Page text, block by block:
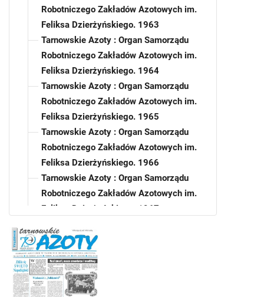
Robotniczego Zakładów Azotowych im.
Feliksa Dzierżyńskiego. 1963
Tarnowskie Azoty : Organ Samorządu
Robotniczego Zakładów Azotowych im.
Feliksa Dzierżyńskiego. 1964
Tarnowskie Azoty : Organ Samorządu
Robotniczego Zakładów Azotowych im.
Feliksa Dzierżyńskiego. 1965
Tarnowskie Azoty : Organ Samorządu
Robotniczego Zakładów Azotowych im.
Feliksa Dzierżyńskiego. 1966
Tarnowskie Azoty : Organ Samorządu
Robotniczego Zakładów Azotowych im.
Feliksa Dzierżyńskiego. 1967
Robotniczego Zakładów Azotowych im.
Feliksa Dzierżyńskiego. 1968
Tarnowskie Azoty : Organ Samorządu
Robotniczego Zakładów Azotowych im.